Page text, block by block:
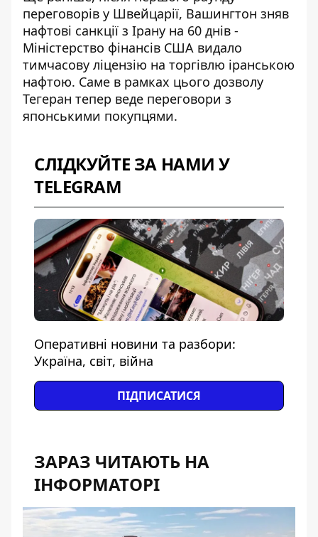
переговорів у Швейцарії, Вашингтон зняв
нафтові санкції з Ірану на 60 днів -
Міністерство фінансів США видало
тимчасову ліцензію на торгівлю іранською
нафтою. Саме в рамках цього дозволу
Тегеран тепер веде переговори з
японськими покупцями.
СЛІДКУЙТЕ ЗА НАМИ У
TELEGRAM
Оперативні новини та разбори:
Україна, світ, війна
ПІДПИСАТИСЯ
ЗАРАЗ ЧИТАЮТЬ НА
ІНФОРМАТОРІ